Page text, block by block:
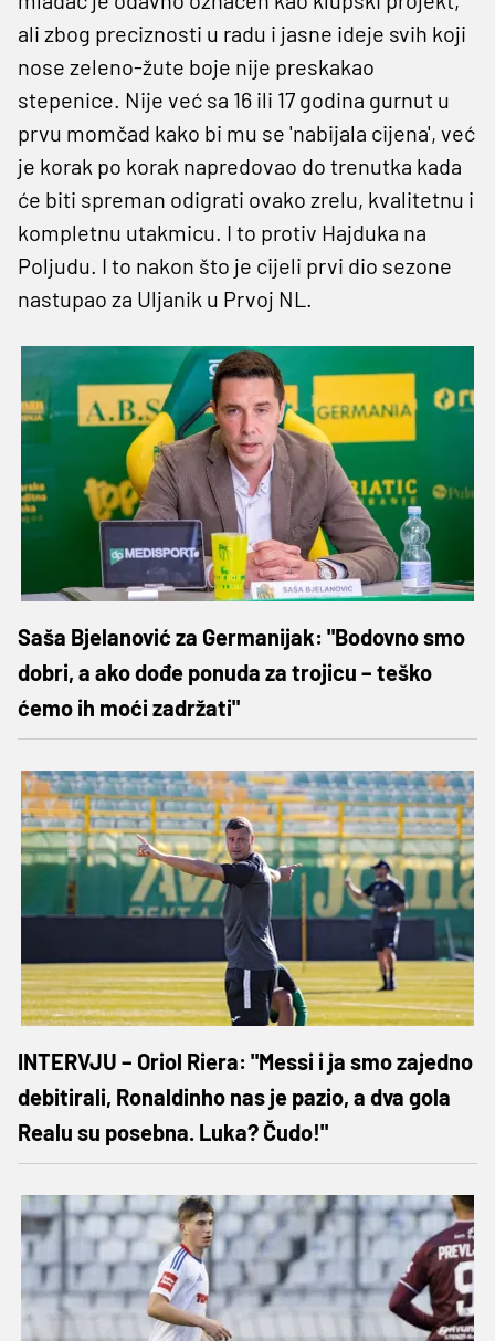
ali zbog preciznosti u radu i jasne ideje svih koji
nose zeleno-žute boje nije preskakao
stepenice. Nije već sa 16 ili 17 godina gurnut u
prvu momčad kako bi mu se 'nabijala cijena', već
je korak po korak napredovao do trenutka kada
će biti spreman odigrati ovako zrelu, kvalitetnu i
kompletnu utakmicu. I to protiv Hajduka na
Poljudu. I to nakon što je cijeli prvi dio sezone
nastupao za Uljanik u Prvoj NL.
Saša Bjelanović za Germanijak: "Bodovno smo
dobri, a ako dođe ponuda za trojicu – teško
ćemo ih moći zadržati"
INTERVJU – Oriol Riera: "Messi i ja smo zajedno
debitirali, Ronaldinho nas je pazio, a dva gola
Realu su posebna. Luka? Čudo!"